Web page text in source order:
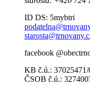
ID DS: 5mybtri
facebook
KB č.ú.: 37025471/
ČSOB č.ú.: